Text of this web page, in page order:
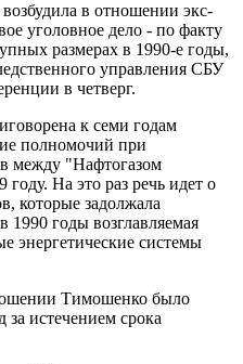
в отношении экс-
уголовное дело - по факту
размерах в 1990-е годы,
управления СБУ
в четверг.
к семи годам
полномочий при
между "Нафтогазом
На это раз речь идет о
которые задолжала
1990 годы возглавляемая
энергетические системы
Тимошенко было
за истечением срока